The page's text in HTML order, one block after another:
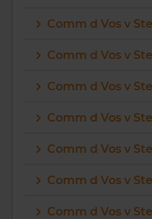
Comm d Vos v
Comm d Vos v
Comm d Vos v
Comm d Vos v
Comm d Vos v
Comm d Vos v
Comm d Vos v